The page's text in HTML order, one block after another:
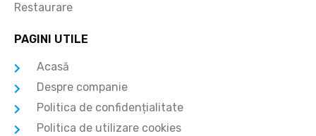
Restaurare
PAGINI UTILE
Acasă
Despre companie
Politica de confidențialitate
Politica de utilizare cookies